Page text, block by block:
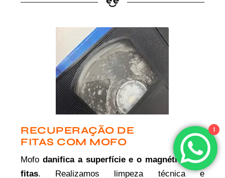
RECUPERAÇÃO DE
FITAS COM MOFO
Mofodanifica a superfície e o magnético das
fitas. Realizamos limpeza técnica e
1